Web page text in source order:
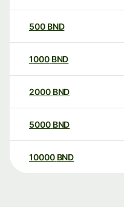
500 BND
1000 BND
2000 BND
5000 BND
10000 BND